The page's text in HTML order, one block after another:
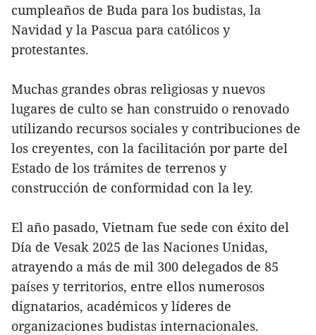
cumpleaños de Buda para los budistas, la
Navidad y la Pascua para católicos y
protestantes.
Muchas grandes obras religiosas y nuevos
lugares de culto se han construido o renovado
utilizando recursos sociales y contribuciones de
los creyentes, con la facilitación por parte del
Estado de los trámites de terrenos y
construcción de conformidad con la ley.
El año pasado, Vietnam fue sede con éxito del
Día de Vesak 2025 de las Naciones Unidas,
atrayendo a más de mil 300 delegados de 85
países y territorios, entre ellos numerosos
dignatarios, académicos y líderes de
organizaciones budistas internacionales.